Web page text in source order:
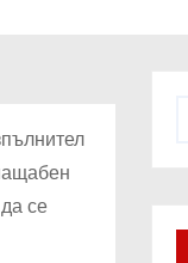
се